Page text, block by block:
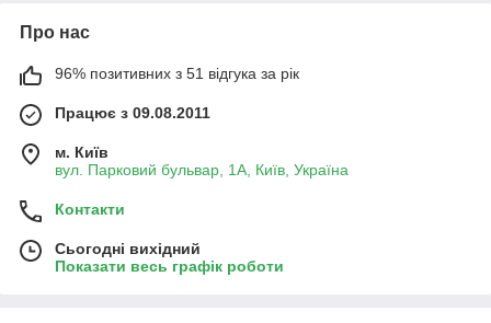
Про нас
96% позитивних з 51 відгука за рік
Працює з 09.08.2011
м. Київ
вул. Парковий бульвар, 1А, Київ, Україна
Контакти
Сьогодні вихідний
Показати весь графік роботи